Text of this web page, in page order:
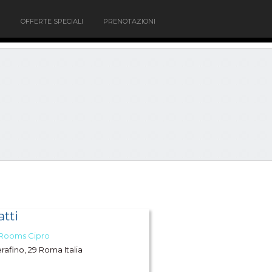
OFFERTE SPECIALI PRENOTAZIONI
Cipro
29 Roma Italia